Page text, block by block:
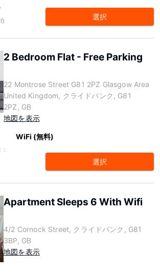
選択
2 Bedroom Flat - Free Parking
22 Montrose Street G81 2PZ Glasgow Area
United Kingdom, クライドバンク, G81
2PZ, GB
地図を表示
WiFi (無料)
選択
Apartment Sleeps 6 With Wifi
4/2 Cornock Street, クライドバンク, G81
3BP, GB
地図を表示